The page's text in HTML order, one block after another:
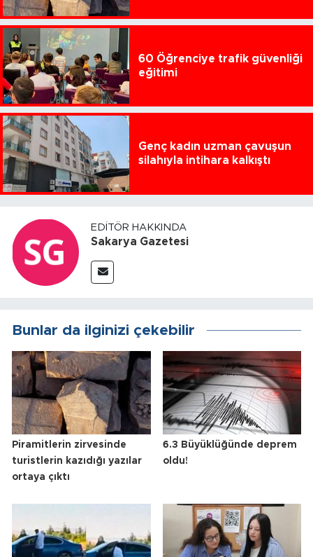
60 Öğrenciye trafik güvenliği
eğitimi
Genç kadın uzman çavuşun
silahıyla intihara kalkıştı
EDITÖR HAKKINDA
Sakarya Gazetesi
Bunlar da ilginizi çekebilir
Piramitlerin zirvesinde
turistlerin kazıdığı yazılar
ortaya çıktı
6.3 Büyüklüğünde deprem
oldu!